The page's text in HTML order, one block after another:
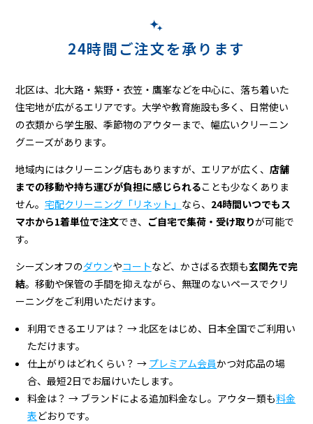
グ
24時間ご注文を承ります
北区は、北大路・紫野・衣笠・鷹峯などを中心に、落ち着いた
住宅地が広がるエリアです。大学や教育施設も多く、日常使い
の衣類から学生服、季節物のアウターまで、幅広いクリーニン
グニーズがあります。
地域内にはクリーニング店もありますが、エリアが広く、 店舗
までの移動や持ち運びが負担に感じられることも少なくありま
せん。 宅配クリーニング「リネット」 なら、 24時間いつでもス
マホから1着単位で注文でき、 ご自宅で集荷・受け取りが可能で
す。
シーズンオフのダウンやコートなど、かさばる衣類も玄関先で完
結。移動や保管の手間を抑えながら、無理のないペースでクリ
ーニングをご利用いただけます。
利用できるエリアは？ →北区をはじめ、日本全国でご利用い
ただけます。
仕上がりはどれくらい？ → プレミアム会員かつ対応品の場
合、最短2日でお届けいたします。
料金は？ → ブランドによる追加料金なし。アウター類も料金
表どおりです。